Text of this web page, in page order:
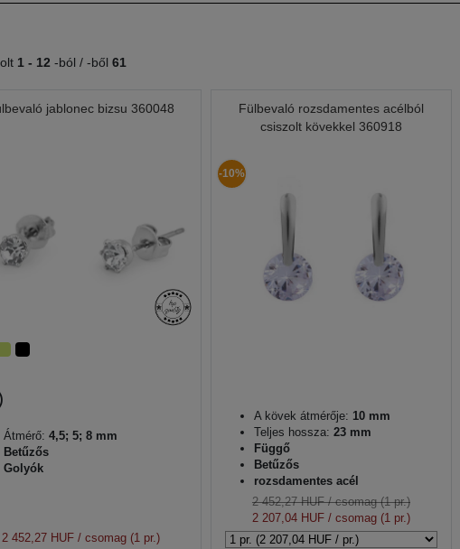
1 - 12 -ból / -ből 61
jablonec bizsu 360048
Átmérő: 4,5; 5; 8 mm
Betűzős
Golyók
2 452,27 HUF/ csomag (1 pr.)
Fülbevaló rozsdamentes acélból
csiszolt kövekkel 360918
-10%
A kövek átmérője: 10 mm
Teljes hossza: 23 mm
Függő
Betűzős
rozsdamentes acél
2 452,27 HUF/ csomag (1 pr.)
2 207,04 HUF/ csomag (1 pr.)